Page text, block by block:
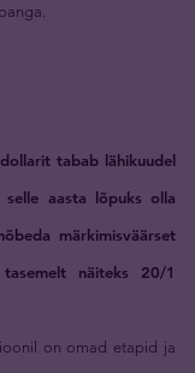
tabab lähikuudel
aasta lõpuks olla
märkimisväärset
näiteks 20/1
on omad etapid ja